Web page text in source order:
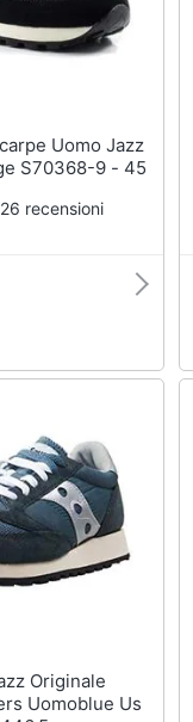
S70368-9 - 45
recensioni
Uomoblue Us